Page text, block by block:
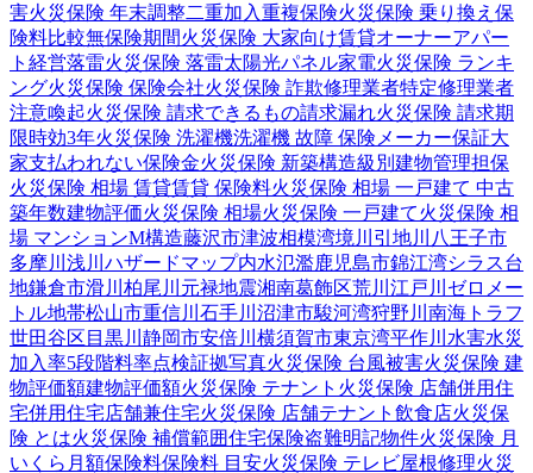
害火災保険 年末調整二重加入重複保険火災保険 乗り換え 保
険料比較無保険期間火災保険 大家向け賃貸オーナーアパー
ト経営落雷火災保険 落雷太陽光パネル家電火災保険 ランキ
ング火災保険 保険会社火災保険 詐欺修理業者特定修理業者
注意喚起火災保険 請求できるもの請求漏れ火災保険 請求期
限時効3年火災保険 洗濯機洗濯機 故障 保険 メーカー保証大
家支払われない保険金火災保険 新築構造級別 建物管理担保
火災保険 相場 賃貸賃貸 保険料火災保険 相場 一戸建て 中古
築年数建物評価火災保険 相場火災保険 一戸建て火災保険 相
場 マンションM構造藤沢市津波相模湾境川 引地川
八王子市
多摩川 浅川 ハザードマップ内水氾濫鹿児島市錦江湾シラス台
地鎌倉市滑川 柏尾川 元禄地震湘南葛飾区荒川 江戸川 ゼロメー
トル地帯松山市重信川 石手川 沼津市駿河湾狩野川 南海トラフ
世田谷区 目黒川 静岡市安倍川 横須賀市東京湾平作川 水害水災
加入率5段階料率点検証拠写真火災保険 台風被害火災保険 建
物評価額建物評価額火災保険 テナント 火災保険 店舗併用住
宅併用住宅店舗兼住宅火災保険 店舗テナント 飲食店火災保
険 とは火災保険 補償範囲住宅保険盗難明記物件火災保険 月
いくら 月額保険料保険料 目安火災保険 テレビ屋根修理火災